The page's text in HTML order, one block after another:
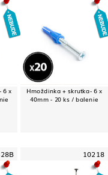
6 x Hmoždinka + skrutka- 6 x
40mm - 20 ks / balenie
10218